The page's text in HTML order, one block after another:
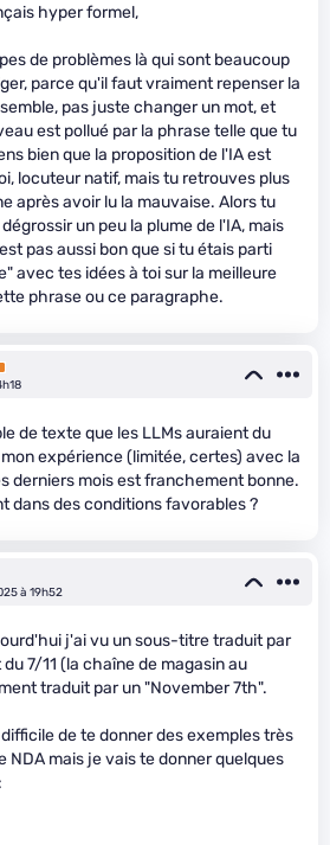
hyper formel,
de problèmes là qui sont beaucoup
parce qu'il faut vraiment repenser la
pas juste changer un mot, et
est pollué par la phrase telle que tu
bien que la proposition de l'IA est
locuteur natif, mais tu retrouves plus
après avoir lu la mauvaise. Alors tu
un peu la plume de l'IA, mais
pas aussi bon que si tu étais parti
avec tes idées à toi sur la meilleure
phrase ou ce paragraphe.
de texte que les LLMs auraient du
expérience (limitée, certes) avec la
derniers mois est franchement bonne.
dans des conditions favorables ?
à 19h52
j'ai vu un sous-titre traduit par
7/11 (la chaîne de magasin au
traduit par un "November 7th".
de te donner des exemples très
NDA mais je vais te donner quelques